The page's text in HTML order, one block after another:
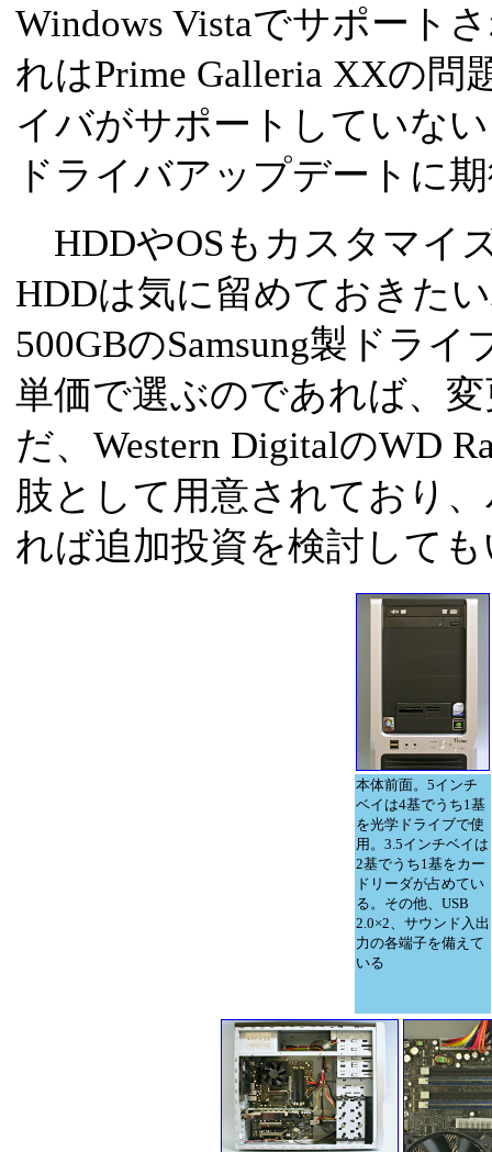
Windows Vistaでサポート
れはPrime Galleria XXの
イバがサポートしていな
ドライバアップデートに
HDDやOSもカスタマイ
HDDは気に留めておきた
500GBのSamsung製ドラ
単価で選ぶのであれば、
だ、Western DigitalのWD
肢として用意されており
れば追加投資を検討して
本体前面。5インチ
ベイは4基でうち1基
を光学ドライブで使
用。3.5インチベイは
2基でうち1基をカー
ドリーダが占めてい
る。その他、USB
2.0×2、サウンド入出
力の各端子を備えて
いる